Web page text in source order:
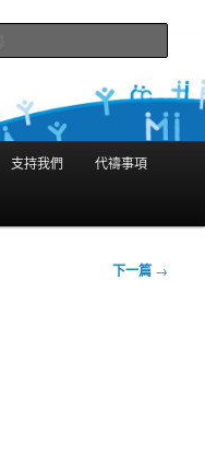
限公司
International
尋
支持我們 代禱事項
下一篇 →